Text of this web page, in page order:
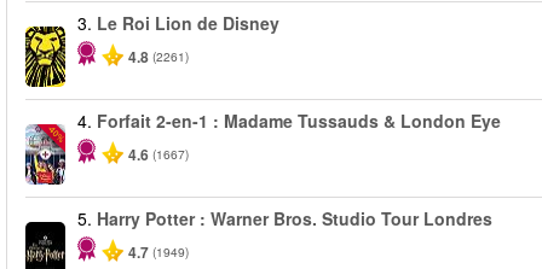
3. Le Roi Lion de Disney
4.8 (2261)
-40%
4. Forfait 2-en-1 : Madame Tussauds & London Eye
4.6 (1667)
5. Harry Potter : Warner Bros. Studio Tour Londres
4.7 (1949)